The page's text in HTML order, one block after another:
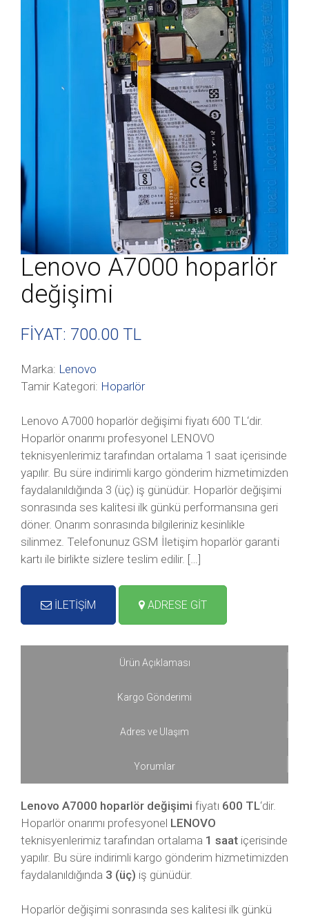
Lenovo A7000 hoparlör
değişimi
FİYAT: 700.00 TL
Marka: Lenovo
Tamir Kategori: Hoparlör
Lenovo A7000 hoparlör değişimi fiyatı 600 TL‘dir.
Hoparlör onarımı profesyonel LENOVO
teknisyenlerimiz tarafından ortalama 1 saat içerisinde
yapılır. Bu süre indirimli kargo gönderim hizmetimizden
faydalanıldığında 3 (üç) iş günüdür. Hoparlör değişimi
sonrasında ses kalitesi ilk günkü performansına geri
döner. Onarım sonrasında bilgileriniz kesinlikle
silinmez. Telefonunuz GSM İletişim hoparlör garanti
kartı ile birlikte sizlere teslim edilir. […]
İLETİŞİM ADRESE GİT
Ürün Açıklaması
Kargo Gönderimi
Adres ve Ulaşım
Yorumlar
Lenovo A7000 hoparlör değişimi fiyatı 600 TL‘dir.
Hoparlör onarımı profesyonel LENOVO
teknisyenlerimiz tarafından ortalama 1 saat içerisinde
yapılır. Bu süre indirimli kargo gönderim hizmetimizden
faydalanıldığında 3 (üç) iş günüdür.
Hoparlör değişimi sonrasında ses kalitesi ilk günkü